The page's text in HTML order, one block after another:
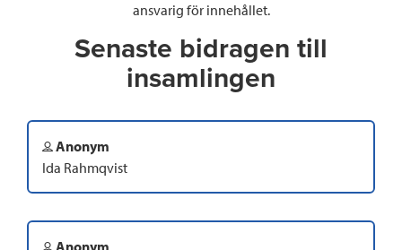
ansvarig för innehållet.
Senaste bidragen till
insamlingen
Anonym
Ida Rahmqvist
Anonym